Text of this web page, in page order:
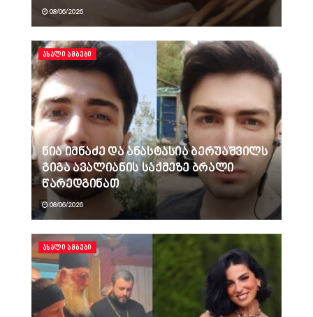
08/06/2026
ᲐᲮᲐᲚᲘ ᲐᲛᲑᲔᲑᲘ
ნია იმნაძე და ანასტასია ბერუაშვილს
გიგა ავალიანის საქმეზე ბრალი
წარედგინათ
08/06/2026
ᲐᲮᲐᲚᲘ ᲐᲛᲑᲔᲑᲘ